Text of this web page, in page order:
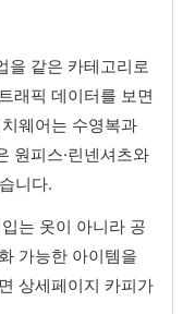
을 같은 카테고리로
래픽 데이터를 보면
웨어는 수영복과
원피스·린넨셔츠와
니다.
는 옷이 아니라 공
가능한 아이템을
상세페이지 카피가